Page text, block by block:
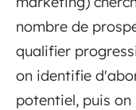
nombre de
qualifier
on identifie
potentiel, puis